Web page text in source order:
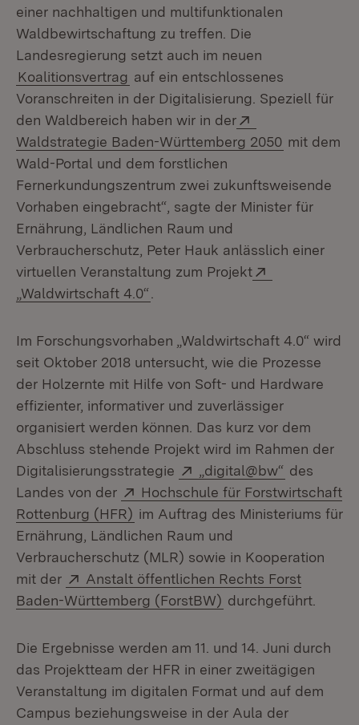
einer nachhaltigen und multifunktionalen
Waldbewirtschaftung zu treffen. Die
Landesregierung setzt auch im neuen
Koalitionsvertrag auf ein entschlossenes
Voranschreiten in der Digitalisierung. Speziell für
den Waldbereich haben wir in der
Waldstrategie Baden-Württemberg 2050 (Öffnet in
mit dem
Wald-Portal und dem forstlichen
Fernerkundungszentrum zwei zukunftsweisende
Vorhaben eingebracht“, sagte der Minister für
Ernährung, Ländlichen Raum und
Verbraucherschutz, Peter Hauk anlässlich einer
virtuellen Veranstaltung zum Projekt
„Waldwirtschaft 4.0“
Im Forschungsvorhaben „Waldwirtschaft 4.0“ wird
seit Oktober 2018 untersucht, wie die Prozesse
der Holzernte mit Hilfe von Soft- und Hardware
effizienter, informativer und zuverlässiger
organisiert werden können. Das kurz vor dem
Abschluss stehende Projekt wird im Rahmen der
Digitalisierungsstrategie
Extern:
„digital@bw“ (Öffnet in
des
Landes von der
Extern:
Hochschule für Forstwirtschaft
Rottenburg (HFR) (Öffnet in neuem Fenster)
im Auftrag des Ministeriums für
Ernährung, Ländlichen Raum und
Verbraucherschutz (MLR) sowie in Kooperation
mit der
Extern:
Anstalt öffentlichen Rechts Forst
Baden-Württemberg (ForstBW) (Öffnet in neuem
durchgeführt.
Die Ergebnisse werden am 11. und 14. Juni durch
das Projektteam der HFR in einer zweitägigen
Veranstaltung im digitalen Format und auf dem
Campus beziehungsweise in der Aula der